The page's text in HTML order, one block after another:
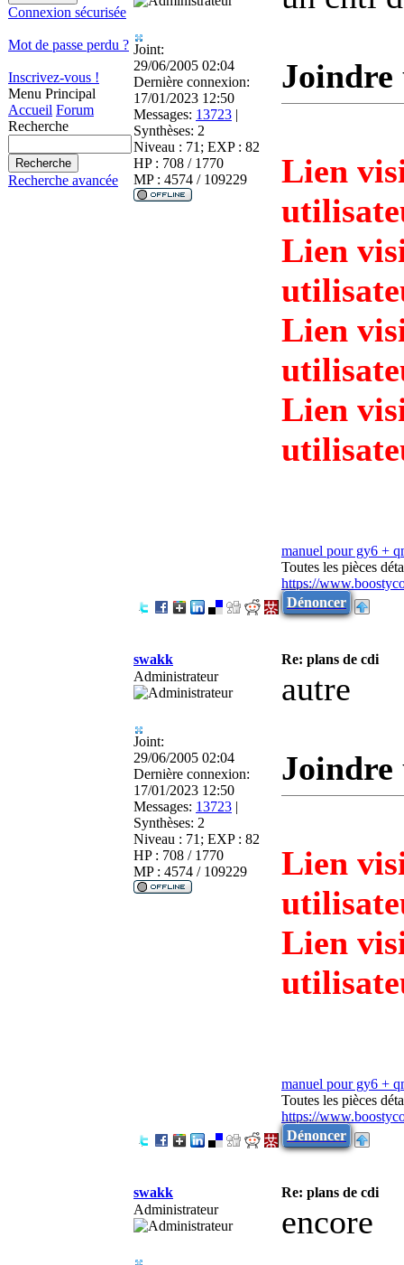
Connexion sécurisée
Mot de passe perdu ?
Inscrivez-vous !
Menu Principal
Accueil Forum
Recherche
Recherche avancée
Joint:
29/06/2005 02:04
Dernière connexion:
17/01/2023 12:50
Messages: 13723 |
Synthèses: 2
Niveau : 71; EXP : 82
HP : 708 / 1770
MP : 4574 / 109229
Lien
Lien
Lien
Lien
manuel pour gy6 +
Toutes les pièces
https://
Dénoncer
swakk
Re: plans de cdi
Administrateur
Joint:
29/06/2005 02:04
Dernière connexion:
17/01/2023 12:50
Messages: 13723 |
Synthèses: 2
Niveau : 71; EXP : 82
HP : 708 / 1770
MP : 4574 / 109229
autre
Lien
Lien
manuel pour gy6 +
Toutes les pièces
https://
Dénoncer
swakk
Re: plans de cdi
Administrateur
encore